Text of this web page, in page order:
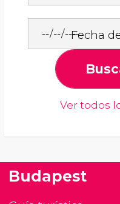
Fecha
Ver todos
Budapest